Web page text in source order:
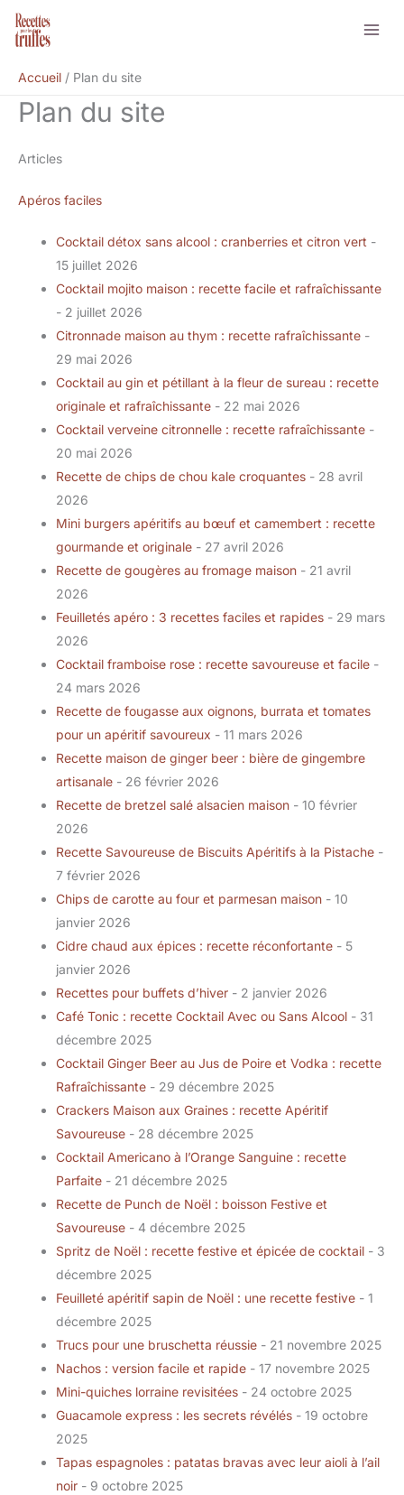
Aller
Accueil
Plan du site
Plan du site
Articles
Apéros faciles
Cocktail détox sans alcool : cranberries et citron vert -
15 juillet 2026
Cocktail mojito maison : recette facile et rafraîchissante
- 2 juillet 2026
Citronnade maison au thym : recette rafraîchissante -
29 mai 2026
Cocktail au gin et pétillant à la fleur de sureau : recette
originale et rafraîchissante - 22 mai 2026
Cocktail verveine citronnelle : recette rafraîchissante -
20 mai 2026
Recette de chips de chou kale croquantes - 28 avril
2026
Mini burgers apéritifs au bœuf et camembert : recette
gourmande et originale - 27 avril 2026
Recette de gougères au fromage maison - 21 avril
2026
Feuilletés apéro : 3 recettes faciles et rapides - 29 mars
2026
Cocktail framboise rose : recette savoureuse et facile -
24 mars 2026
Recette de fougasse aux oignons, burrata et tomates
pour un apéritif savoureux - 11 mars 2026
Recette maison de ginger beer : bière de gingembre
artisanale - 26 février 2026
Recette de bretzel salé alsacien maison - 10 février
2026
Recette Savoureuse de Biscuits Apéritifs à la Pistache -
7 février 2026
Chips de carotte au four et parmesan maison - 10
janvier 2026
Cidre chaud aux épices : recette réconfortante - 5
janvier 2026
Recettes pour buffets d’hiver - 2 janvier 2026
Café Tonic : recette Cocktail Avec ou Sans Alcool - 31
décembre 2025
Cocktail Ginger Beer au Jus de Poire et Vodka : recette
Rafraîchissante - 29 décembre 2025
Crackers Maison aux Graines : recette Apéritif
Savoureuse - 28 décembre 2025
Cocktail Americano à l’Orange Sanguine : recette
Parfaite - 21 décembre 2025
Recette de Punch de Noël : boisson Festive et
Savoureuse - 4 décembre 2025
Spritz de Noël : recette festive et épicée de cocktail - 3
décembre 2025
Feuilleté apéritif sapin de Noël : une recette festive - 1
décembre 2025
Trucs pour une bruschetta réussie - 21 novembre 2025
Nachos : version facile et rapide - 17 novembre 2025
Mini-quiches lorraine revisitées - 24 octobre 2025
Guacamole express : les secrets révélés - 19 octobre
2025
Tapas espagnoles : patatas bravas avec leur aioli à l’ail
noir - 9 octobre 2025